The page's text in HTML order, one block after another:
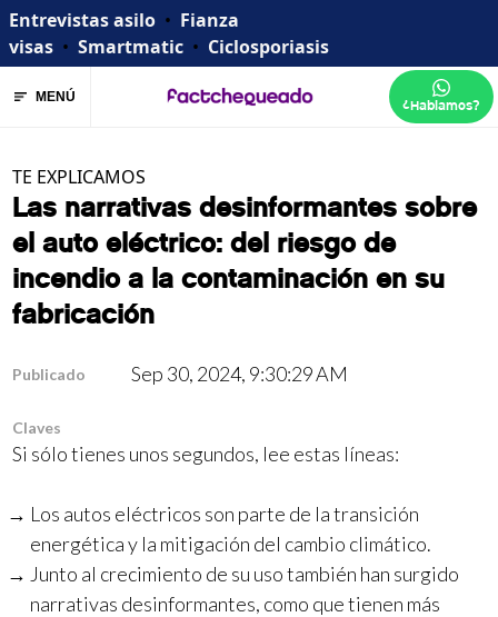
Entrevistas asilo • Fianza
visas • Smartmatic • Ciclosporiasis
MENÚ ¿Hablamos?
TE EXPLICAMOS
Las narrativas desinformantes sobre
el auto eléctrico: del riesgo de
incendio a la contaminación en su
fabricación
Publicado Sep 30, 2024, 9:30:29 AM
Claves
Si sólo tienes unos segundos, lee estas líneas:
Los autos eléctricos son parte de la transición
energética y la mitigación del cambio climático.
Junto al crecimiento de su uso también han surgido
narrativas desinformantes, como que tienen más